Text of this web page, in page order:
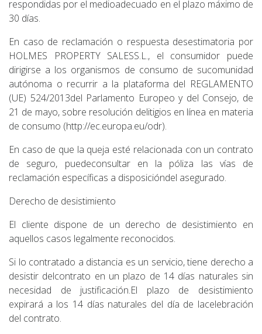
respondidas por el medioadecuado en el plazo máximo de
30 días.
En caso de reclamación o respuesta desestimatoria por
HOLMES PROPERTY SALESS.L., el consumidor puede
dirigirse a los organismos de consumo de sucomunidad
autónoma o recurrir a la plataforma del REGLAMENTO
(UE) 524/2013del Parlamento Europeo y del Consejo, de
21 de mayo, sobre resolución delitigios en línea en materia
de consumo (http://ec.europa.eu/odr).
En caso de que la queja esté relacionada con un contrato
de seguro, puedeconsultar en la póliza las vías de
reclamación específicas a disposicióndel asegurado.
Derecho de desistimiento
El cliente dispone de un derecho de desistimiento en
aquellos casos legalmente reconocidos.
Si lo contratado a distancia es un servicio, tiene derecho a
desistir delcontrato en un plazo de 14 días naturales sin
necesidad de justificación.El plazo de desistimiento
expirará a los 14 días naturales del día de lacelebración
del contrato.